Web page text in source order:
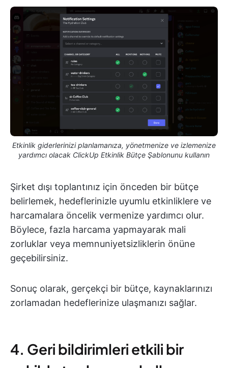
Etkinlik giderlerinizi planlamanıza, yönetmenize ve izlemenize
yardımcı olacak ClickUp Etkinlik Bütçe Şablonunu kullanın
Şirket dışı toplantınız için önceden bir bütçe
belirlemek, hedeflerinizle uyumlu etkinliklere ve
harcamalara öncelik vermenize yardımcı olur.
Böylece, fazla harcama yapmayarak mali
zorluklar veya memnuniyetsizliklerin önüne
geçebilirsiniz.
Sonuç olarak, gerçekçi bir bütçe, kaynaklarınızı
zorlamadan hedeflerinize ulaşmanızı sağlar.
4. Geri bildirimleri etkili bir